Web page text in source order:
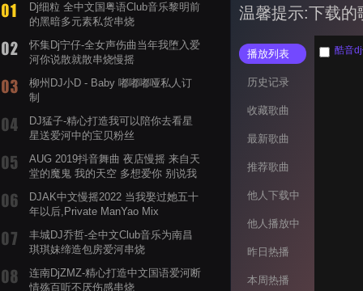
Dj细粒 全中文国粤语Club音乐黎明前
的黑暗多元素私货串烧
怀集Dj宁仔-全女声伤曲当年我堕入爱
河你说散就散串烧慢摇
柳州DJ小D - Baby 嘟嘟嘟哑私人订
制
DJ猛子-精心打造我可以陪你去看星
星送爱河中的宝贝粉丝
AUG 2019抖音舞曲 夜店慢摇 来自天
堂的魔鬼 我的天空 多想爱你 别说我
DJAK中文慢摇2022 当我娶过她五十
年以后,Private ManYao Mix
丰城DJ乔哲-全中文Club音乐为南昌
琪琪妹缔造包房爱河串烧
连南DjZMZ-精心打造中文国语爱河断
情殇百听不厌伤感串烧
温馨提示:下载的
播放列表
历史记录
收藏歌曲
最新歌曲
推荐歌曲
他人下载中
他人播放中
昨日热播
本周热播